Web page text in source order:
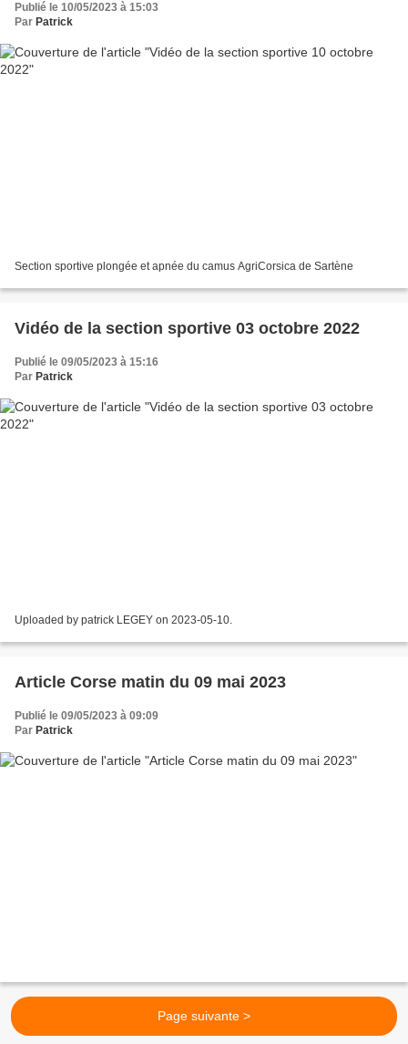
Publié le 10/05/2023 à 15:03
Par Patrick
Section sportive plongée et apnée du camus AgriCorsica de Sartène
Vidéo de la section sportive 03 octobre 2022
Publié le 09/05/2023 à 15:16
Par Patrick
Uploaded by patrick LEGEY on 2023-05-10.
Article Corse matin du 09 mai 2023
Publié le 09/05/2023 à 09:09
Par Patrick
Page suivante >